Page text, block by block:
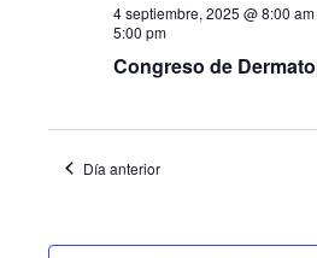
4 septiembre, 2025 @ 8:00 am
5:00 pm
Congreso de
Día anterior